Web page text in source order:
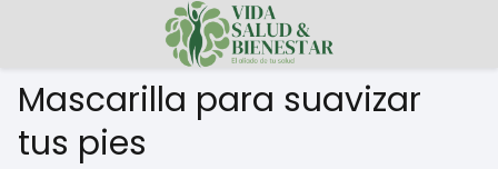
Mascarilla para suavizar
tus pies